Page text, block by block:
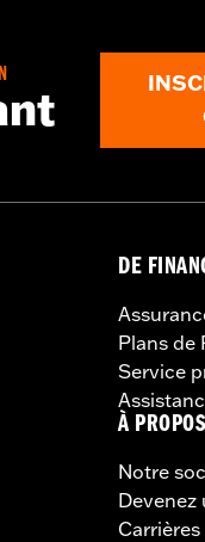
DE
Plans de
Service
À
Notre
Devenez
Carrières